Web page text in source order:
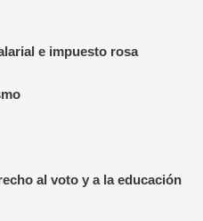
e impuesto rosa
al voto y a la educación